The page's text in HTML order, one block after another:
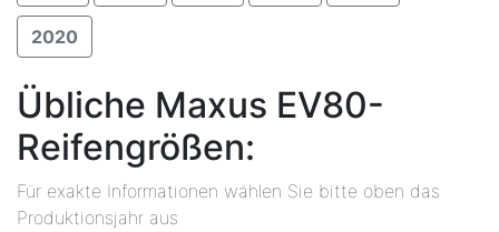
2020
Übliche Maxus EV80-
Reifengrößen:
Für exakte Informationen wählen Sie bitte oben das
Produktionsjahr aus